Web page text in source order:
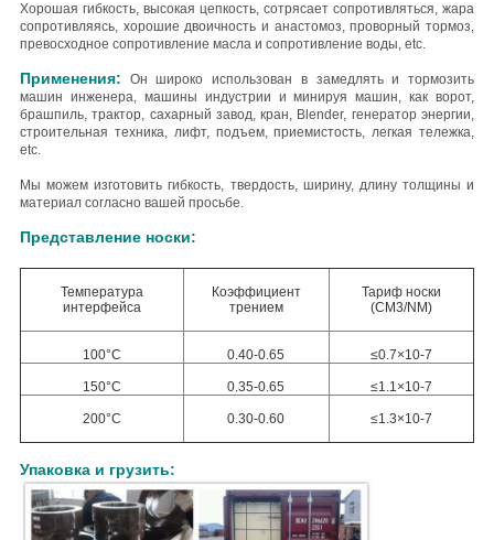
Хорошая гибкость, высокая цепкость, сотрясает сопротивляться, жара
сопротивляясь, хорошие двоичность и анастомоз, проворный тормоз,
превосходное сопротивление масла и сопротивление воды, etc.
Применения: Он широко использован в замедлять и тормозить
машин инженера, машины индустрии и минируя машин, как ворот,
брашпиль, трактор, сахарный завод, кран, Blender, генератор энергии,
строительная техника, лифт, подъем, приемистость, легкая тележка,
etc.
Мы можем изготовить гибкость, твердость, ширину, длину толщины и
материал согласно вашей просьбе.
Представление носки:
Температура
интерфейса
Коэффициент
трением
Тариф носки
(CM3/NM)
100°C 0.40-0.65 ≤0.7×10-7
150°C 0.35-0.65 ≤1.1×10-7
200°C 0.30-0.60 ≤1.3×10-7
Упаковка и грузить: